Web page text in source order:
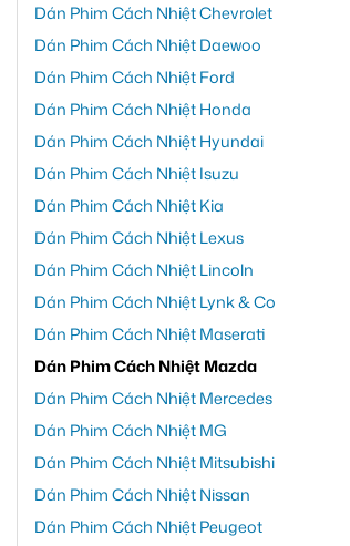
Dán Phim Cách Nhiệt Chevrolet
Dán Phim Cách Nhiệt Daewoo
Dán Phim Cách Nhiệt Ford
Dán Phim Cách Nhiệt Honda
Dán Phim Cách Nhiệt Hyundai
Dán Phim Cách Nhiệt Isuzu
Dán Phim Cách Nhiệt Kia
Dán Phim Cách Nhiệt Lexus
Dán Phim Cách Nhiệt Lincoln
Dán Phim Cách Nhiệt Lynk & Co
Dán Phim Cách Nhiệt Maserati
Dán Phim Cách Nhiệt Mazda
Dán Phim Cách Nhiệt Mercedes
Dán Phim Cách Nhiệt MG
Dán Phim Cách Nhiệt Mitsubishi
Dán Phim Cách Nhiệt Nissan
Dán Phim Cách Nhiệt Peugeot